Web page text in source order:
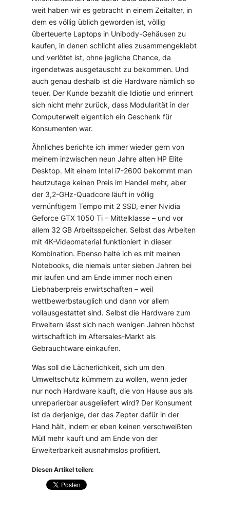
weit haben wir es gebracht in einem Zeitalter, in
dem es völlig üblich geworden ist, völlig
überteuerte Laptops in Unibody-Gehäusen zu
kaufen, in denen schlicht alles zusammengeklebt
und verlötet ist, ohne jegliche Chance, da
irgendetwas ausgetauscht zu bekommen. Und
auch genau deshalb ist die Hardware nämlich so
teuer. Der Kunde bezahlt die Idiotie und erinnert
sich nicht mehr zurück, dass Modularität in der
Computerwelt eigentlich ein Geschenk für
Konsumenten war.
Ähnliches berichte ich immer wieder gern von
meinem inzwischen neun Jahre alten HP Elite
Desktop. Mit einem Intel i7-2600 bekommt man
heutzutage keinen Preis im Handel mehr, aber
der 3,2-GHz-Quadcore läuft in völlig
vernünftigem Tempo mit 2 SSD, einer Nvidia
Geforce GTX 1050 Ti – Mittelklasse – und vor
allem 32 GB Arbeitsspeicher. Selbst das Arbeiten
mit 4K-Videomaterial funktioniert in dieser
Kombination. Ebenso halte ich es mit meinen
Notebooks, die niemals unter sieben Jahren bei
mir laufen und am Ende immer noch einen
Liebhaberpreis erwirtschaften – weil
wettbewerbstauglich und dann vor allem
vollausgestattet sind. Selbst die Hardware zum
Erweitern lässt sich nach wenigen Jahren höchst
wirtschaftlich im Aftersales-Markt als
Gebrauchtware einkaufen.
Was soll die Lächerlichkeit, sich um den
Umweltschutz kümmern zu wollen, wenn jeder
nur noch Hardware kauft, die von Hause aus als
unreparierbar ausgeliefert wird? Der Konsument
ist da derjenige, der das Zepter dafür in der
Hand hält, indem er eben keinen verschweißten
Müll mehr kauft und am Ende von der
Erweiterbarkeit ausnahmslos profitiert.
Diesen Artikel teilen: